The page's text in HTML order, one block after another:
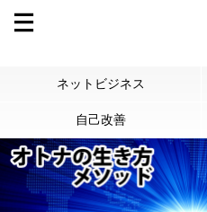
ネットビジネス
自己改善